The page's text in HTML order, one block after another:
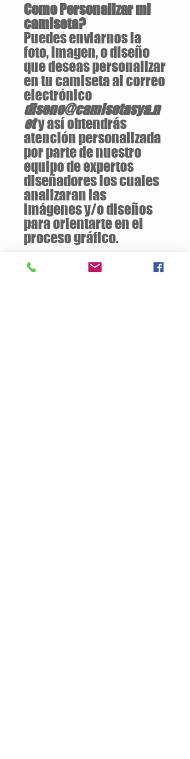
Como Personalizar mi
camiseta?
Puedes enviarnos la
foto, imagen, o diseño
que deseas personalizar
en tu camiseta al correo
electrónico
diseno@camisetasya.n
ety así obtendrás
atención personalizada
por parte de nuestro
equipo de expertos
diseñadores los cuales
analizaran las
imágenes y/o diseños
para orientarte en el
proceso gráfico.
Descuentosa partir de